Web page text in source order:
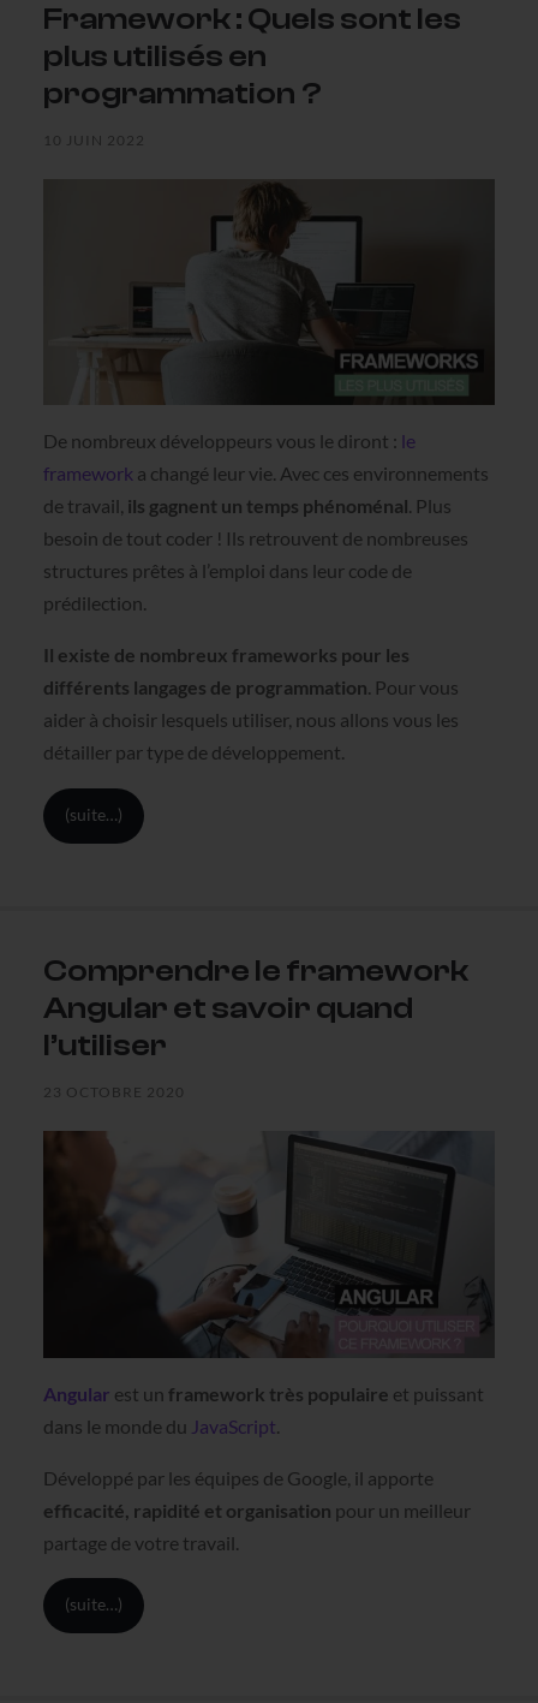
Framework : Quels sont les
plus utilisés en
programmation ?
10 JUIN 2022
De nombreux développeurs vous le diront : le
framework a changé leur vie. Avec ces environnements
de travail, ils gagnent un temps phénoménal. Plus
besoin de tout coder ! Ils retrouvent de nombreuses
structures prêtes à l’emploi dans leur code de
prédilection.
Il existe de nombreux frameworks pour les
différents langages de programmation. Pour vous
aider à choisir lesquels utiliser, nous allons vous les
détailler par type de développement.
(suite…)
Comprendre le framework
Angular et savoir quand
l’utiliser
23 OCTOBRE 2020
Angular est un framework très populaire et puissant
dans le monde du JavaScript
Développé par les équipes de Google, il apporte
efficacité, rapidité et organisation pour un meilleur
partage de votre travail.
(suite…)